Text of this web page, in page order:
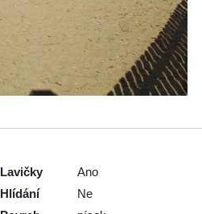
Lavičky
Ano
Hlídání
Ne